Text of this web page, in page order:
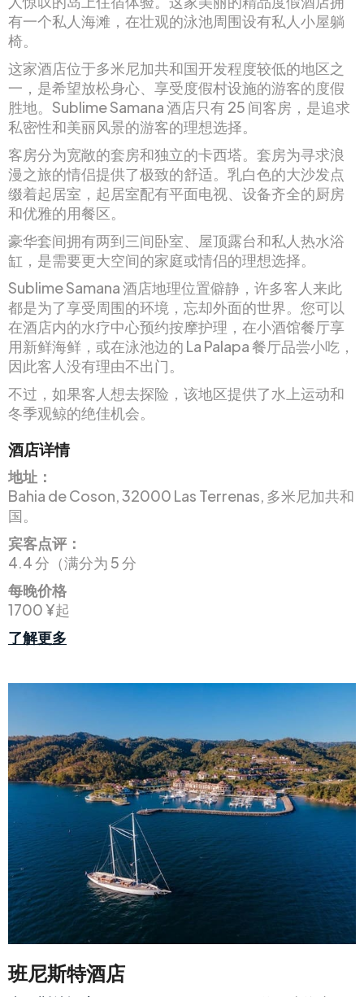
有一个私人海滩，在壮观的泳池周围设有私人小屋躺
椅。
这家酒店位于多米尼加共和国开发程度较低的地区之
一，是希望放松身心、享受度假村设施的游客的度假
胜地。Sublime Samana 酒店只有 25 间客房，是追求
私密性和美丽风景的游客的理想选择。
客房分为宽敞的套房和独立的卡西塔。套房为寻求浪
漫之旅的情侣提供了极致的舒适。乳白色的大沙发点
缀着起居室，起居室配有平面电视、设备齐全的厨房
和优雅的用餐区。
豪华套间拥有两到三间卧室、屋顶露台和私人热水浴
缸，是需要更大空间的家庭或情侣的理想选择。
Sublime Samana 酒店地理位置僻静，许多客人来此
都是为了享受周围的环境，忘却外面的世界。您可以
在酒店内的水疗中心预约按摩护理，在小酒馆餐厅享
用新鲜海鲜，或在泳池边的 La Palapa 餐厅品尝小吃，
因此客人没有理由不出门。
不过，如果客人想去探险，该地区提供了水上运动和
冬季观鲸的绝佳机会。
酒店详情
地址：
Bahia de Coson, 32000 Las Terrenas, 多米尼加共和
国。
宾客点评：
4.4 分（满分为 5 分
每晚价格
1700 ¥起
了解更多
班尼斯特酒店